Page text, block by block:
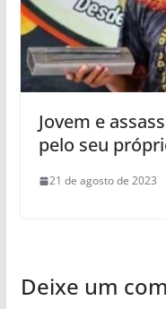
Jovem e
pelo seu
21 de agosto de 2023
Deixe um